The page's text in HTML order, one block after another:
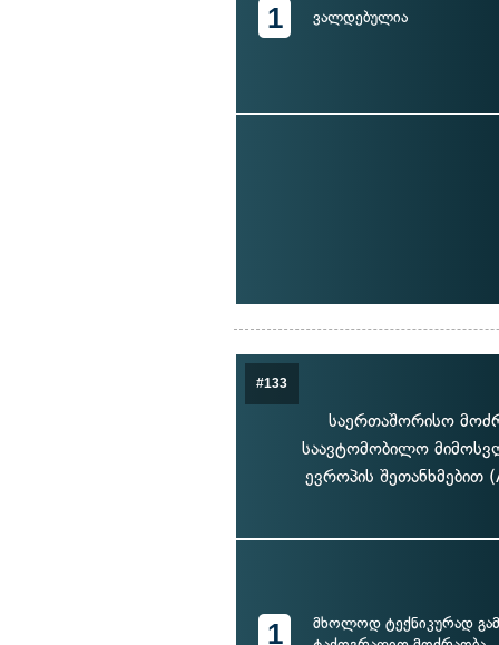
1 ვალდებულია
#133
საერთაშორისო
საავტომობილო
ევროპის შეთანხმებით
1
მხოლოდ ტექნიკურად